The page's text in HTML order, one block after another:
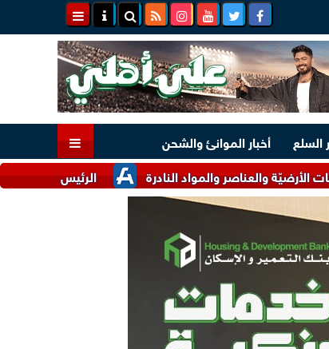
السلع
أخبار الموانئ والشحن
الرئيس السيسي وملك البحرين
والمواد النادرة